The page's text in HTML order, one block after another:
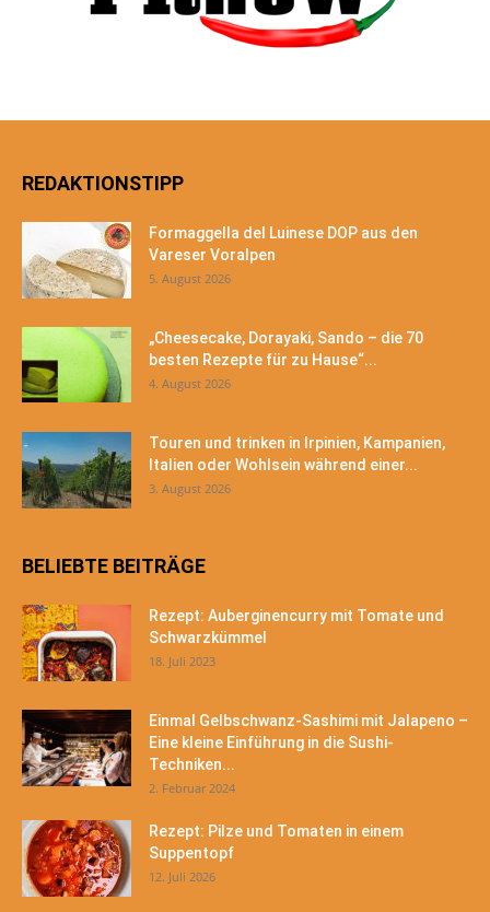
REDAKTIONSTIPP
Formaggella del Luinese DOP aus den
Vareser Voralpen
5. August 2026
„Cheesecake, Dorayaki, Sando – die 70
besten Rezepte für zu Hause“...
4. August 2026
Touren und trinken in Irpinien, Kampanien,
Italien oder Wohlsein während einer...
3. August 2026
BELIEBTE BEITRÄGE
Rezept: Auberginencurry mit Tomate und
Schwarzkümmel
18. Juli 2023
Einmal Gelbschwanz-Sashimi mit Jalapeno –
Eine kleine Einführung in die Sushi-
Techniken...
2. Februar 2024
Rezept: Pilze und Tomaten in einem
Suppentopf
12. Juli 2026